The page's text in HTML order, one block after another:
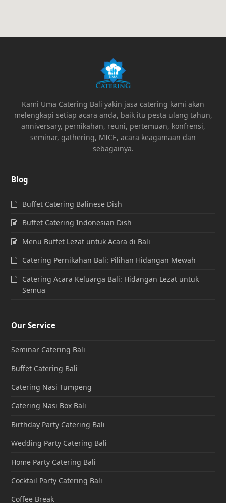
Kami Uma Catering Bali yakin jasa catering kami akan
melengkapi setiap acara anda, baik itu pesta ulang tahun,
anniversary, pernikahan, reuni, pertemuan, konfrensi,
seminar, gathering, MICE, acara keagamaan dan
sebagainya.
Blog
Buffet Catering Balinese Dish
Buffet Catering Indonesian Dish
Menu Buffet Lezat untuk Acara di Bali
Catering Pernikahan Bali: Pilihan Hidangan Mewah
Catering Acara Keluarga Bali: Hidangan Lezat untuk
Semua
Our Service
Seminar Catering Bali
Buffet Catering Bali
Catering Nasi Tumpeng
Catering Nasi Box Bali
Birthday Party Catering Bali
Wedding Party Catering Bali
Home Party Catering Bali
Cocktail Party Catering Bali
Coffee Break